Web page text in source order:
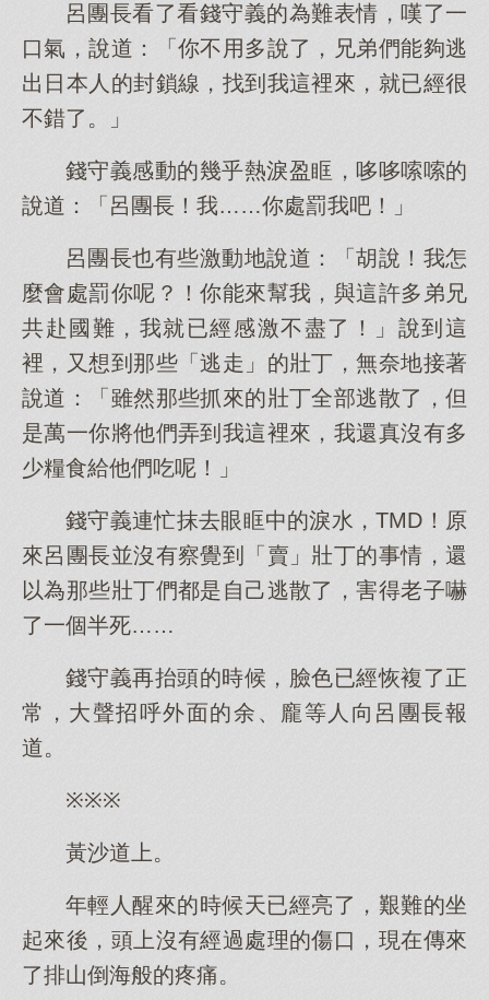
呂團長看了看錢守義的為難表情，嘆了一
口氣，說道：「你不用多說了，兄弟們能夠逃
出日本人的封鎖線，找到我這裡來，就已經很
不錯了。」
錢守義感動的幾乎熱淚盈眶，哆哆嗦嗦的
說道：「呂團長！我……你處罰我吧！」
呂團長也有些激動地說道：「胡說！我怎
麼會處罰你呢？！你能來幫我，與這許多弟兄
共赴國難，我就已經感激不盡了！」說到這
裡，又想到那些「逃走」的壯丁，無奈地接著
說道：「雖然那些抓來的壯丁全部逃散了，但
是萬一你將他們弄到我這裡來，我還真沒有多
少糧食給他們吃呢！」
錢守義連忙抹去眼眶中的淚水，TMD！原
來呂團長並沒有察覺到「賣」壯丁的事情，還
以為那些壯丁們都是自己逃散了，害得老子嚇
了一個半死……
錢守義再抬頭的時候，臉色已經恢複了正
常，大聲招呼外面的余、龐等人向呂團長報
道。
※※※
黃沙道上。
年輕人醒來的時候天已經亮了，艱難的坐
起來後，頭上沒有經過處理的傷口，現在傳來
了排山倒海般的疼痛。